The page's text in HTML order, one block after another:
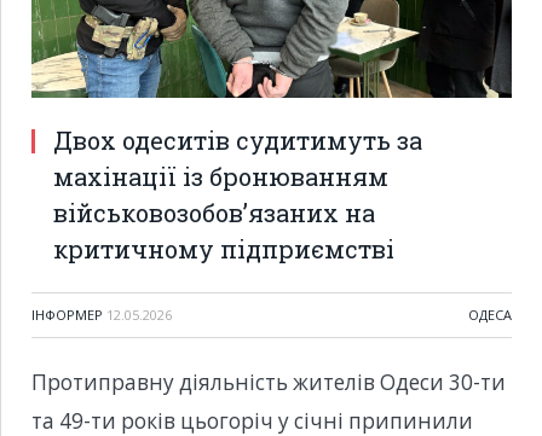
Двох одеситів судитимуть за
махінації із бронюванням
військовозобов’язаних на
критичному підприємстві
ІНФОРМЕР 12.05.2026 ОДЕСА
Протиправну діяльність жителів Одеси 30-ти
та 49-ти років цьогоріч у січні припинили